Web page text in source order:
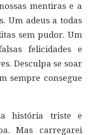
mentiras e a
Um adeus a todas
sem pudor. Um
felicidades e
Desculpa se soar
sempre consegue
história triste e
Mas carregarei